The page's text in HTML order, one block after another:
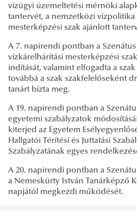
vízügyi üzemeltetési mérnöki
tantervét, a nemzetközi vízpolitika
mesterképzési szak ajánlott
A 7. napirendi pontban a
vízkárelhárítási mesterképzési
indítását, valamint elfogadta a
továbbá a szak szakfelelőseként
tanárt bízta meg.
A 19. napirendi pontban a
egyetemi szabályzatok
kiterjed az Egyetem
Hallgatói Térítési és Juttatási
Szabályzatának egyes
A 20. napirendi pontban a
a Nemeskürty István Tanárképző
napjától megkezdi működését.